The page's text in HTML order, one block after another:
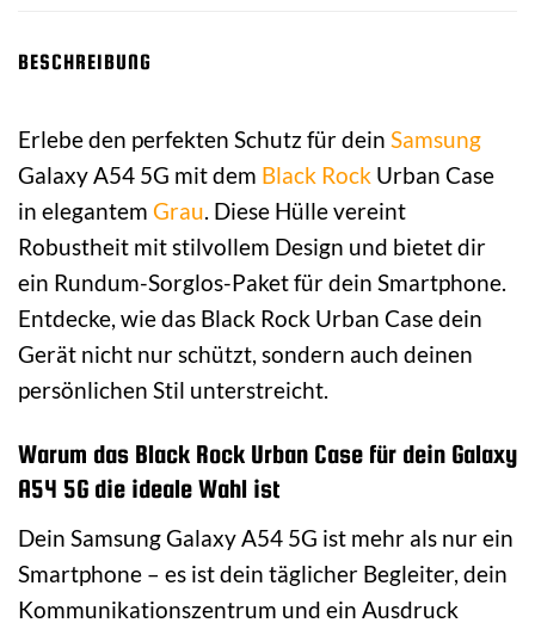
BESCHREIBUNG
Erlebe den perfekten Schutz für dein Samsung
Galaxy A54 5G mit dem Black Rock Urban Case
in elegantem Grau . Diese Hülle vereint
Robustheit mit stilvollem Design und bietet dir
ein Rundum-Sorglos-Paket für dein Smartphone.
Entdecke, wie das Black Rock Urban Case dein
Gerät nicht nur schützt, sondern auch deinen
persönlichen Stil unterstreicht.
Warum das Black Rock Urban Case für dein Galaxy
A54 5G die ideale Wahl ist
Dein Samsung Galaxy A54 5G ist mehr als nur ein
Smartphone – es ist dein täglicher Begleiter, dein
Kommunikationszentrum und ein Ausdruck